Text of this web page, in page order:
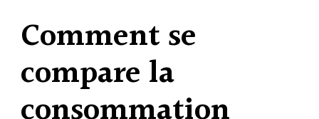
Comment se
compare la